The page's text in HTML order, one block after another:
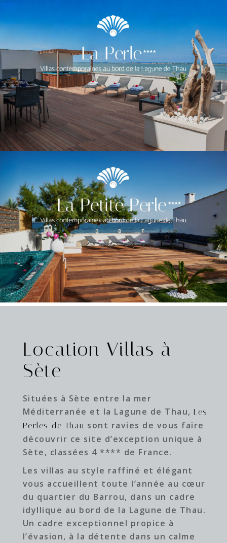
Réservez votre séjour
Location Villas à
Sète
Situées à Sète entre la mer
Méditerranée et la Lagune de Thau,Les
Perles de Thau sont ravies de vous faire
découvrir ce site d’exception unique à
Sète, classées 4 **** de France.
Les villas au style raffiné et élégant
vous accueillent toute l’année au cœur
du quartier du Barrou, dans un cadre
idyllique au bord de la Lagune de Thau.
Un cadre exceptionnel propice à
l’évasion, à la détente dans un calme